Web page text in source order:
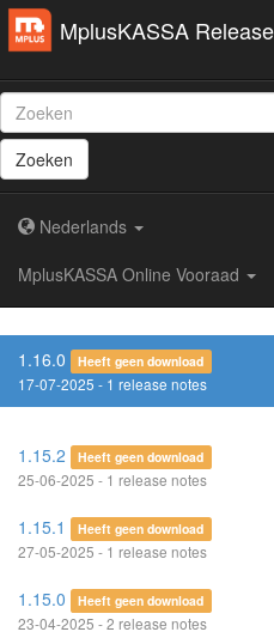
MplusKASSA
Zoeken
Nederlands
MplusKASSA Online Vooraad
1.16.0 Heeft geen download
17-07-2025 - 1 release notes
1.15.2 Heeft geen download
25-06-2025 - 1 release notes
1.15.1 Heeft geen download
27-05-2025 - 1 release notes
1.15.0 Heeft geen download
23-04-2025 - 2 release notes